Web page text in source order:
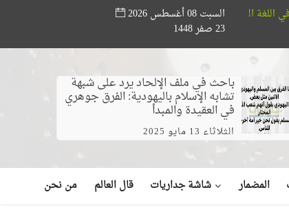
مؤسسة أبو حته تدعم المواهب القرآنية.. ختام مسابقة
(فيديو)
السبت 08 أغسطس 2026
23 صفر 1448
باحث في ملف الإلحاد يرد على شبهة
تشابه الإسلام باليهودية: الفرق جوهري
في العقيدة والمبدأ
الثلاثاء 13 مايو 2025
المضمار شاشة جداريات قال العالم من نحن